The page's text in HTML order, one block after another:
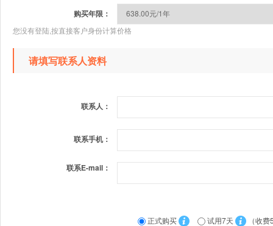
购买年限：
您没有登陆,按直接客户身份计算价格
请填写联系人资料
联系人：
联系手机：
联系E-mail：
正式购买 试用7天
（收费